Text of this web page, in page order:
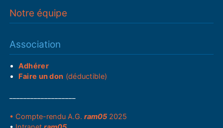
Notre équipe
Association
Adhérer
Faire un don (déductible)
• Compte-rendu A.G.ram05 2025